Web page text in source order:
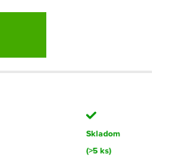
Skladom
(>5 ks)